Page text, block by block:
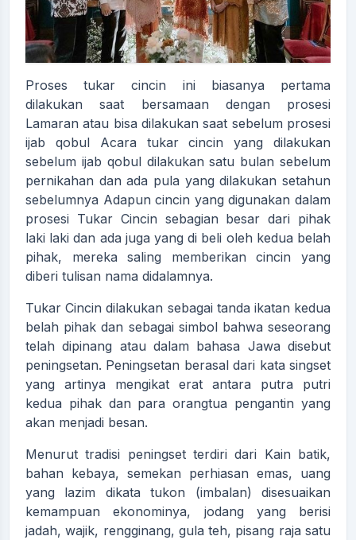
Proses tukar cincin ini biasanya pertama
dilakukan saat bersamaan dengan prosesi
Lamaran atau bisa dilakukan saat sebelum prosesi
ijab qobul Acara tukar cincin yang dilakukan
sebelum ijab qobul dilakukan satu bulan sebelum
pernikahan dan ada pula yang dilakukan setahun
sebelumnya Adapun cincin yang digunakan dalam
prosesi Tukar Cincin sebagian besar dari pihak
laki laki dan ada juga yang di beli oleh kedua belah
pihak, mereka saling memberikan cincin yang
diberi tulisan nama didalamnya.
Tukar Cincin dilakukan sebagai tanda ikatan kedua
belah pihak dan sebagai simbol bahwa seseorang
telah dipinang atau dalam bahasa Jawa disebut
peningsetan. Peningsetan berasal dari kata singset
yang artinya mengikat erat antara putra putri
kedua pihak dan para orangtua pengantin yang
akan menjadi besan.
Menurut tradisi peningset terdiri dari Kain batik,
bahan kebaya, semekan perhiasan emas, uang
yang lazim dikata tukon (imbalan) disesuaikan
kemampuan ekonominya, jodang yang berisi
jadah, wajik, rengginang, gula teh, pisang raja satu